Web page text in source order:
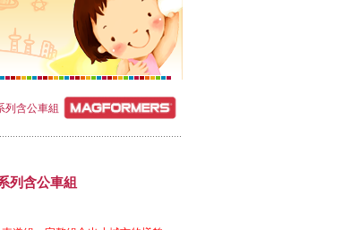
列含公車組
列含公車組